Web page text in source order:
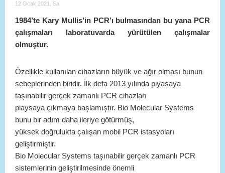
12 Ocak 2021, Sa
1984’te Kary Mullis’in PCR’ı bulmasından bu yana PCR
çalışmaları laboratuvarda yürütülen çalışmalar
olmuştur.
Özellikle kullanılan cihazların büyük ve ağır olması bunun
sebeplerinden biridir. İlk defa 2013 yılında piyasaya
taşınabilir gerçek zamanlı PCR cihazları
piaysaya çıkmaya başlamıştır. Bio Molecular Systems
bunu bir adım daha ileriye götürmüş,
yüksek doğrulukta çalışan mobil PCR istasyoları
geliştirmiştir.
Bio Molecular Systems taşınabilir gerçek zamanlı PCR
sistemlerinin geliştirilmesinde önemli